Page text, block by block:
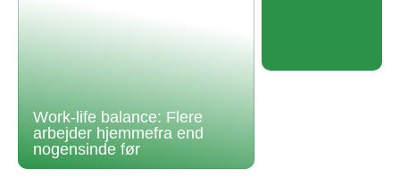
Work-life balance: Flere
arbejder hjemmefra end
nogensinde før